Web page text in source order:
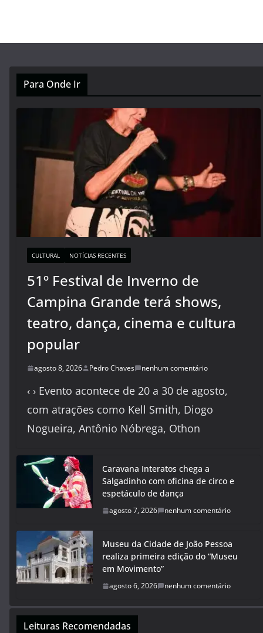
Para Onde Ir
CULTURAL NOTÍCIAS RECENTES
51º Festival de Inverno de
Campina Grande terá shows,
teatro, dança, cinema e cultura
popular
agosto 8, 2026 Pedro Chaves nenhum comentário
‹ › Evento acontece de 20 a 30 de agosto,
com atrações como Kell Smith, Diogo
Nogueira, Antônio Nóbrega, Othon
Caravana Interatos chega a
Salgadinho com oficina de circo e
espetáculo de dança
agosto 7, 2026 nenhum comentário
Museu da Cidade de João Pessoa
realiza primeira edição do “Museu
em Movimento”
agosto 6, 2026 nenhum comentário
Leituras Recomendadas